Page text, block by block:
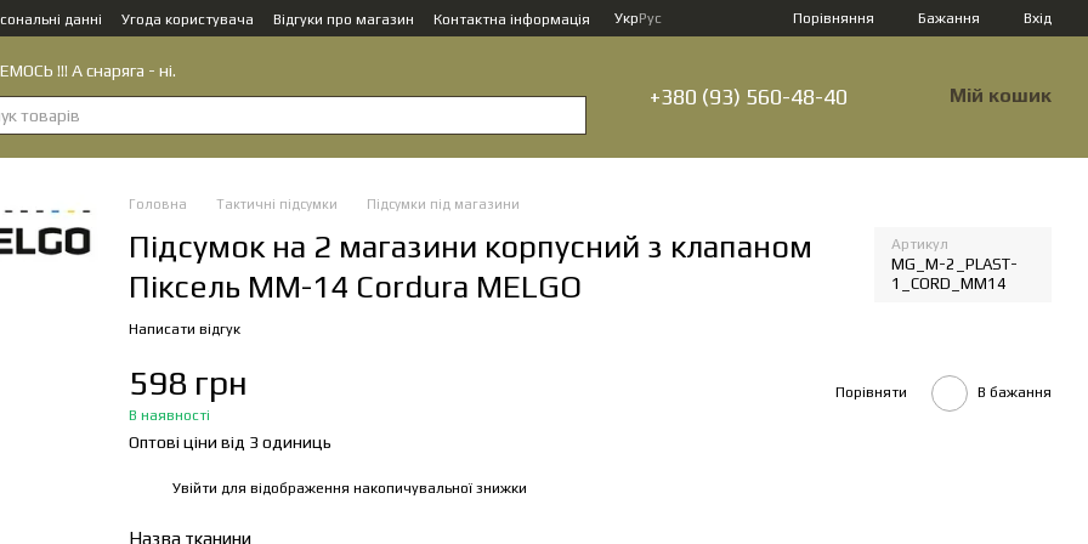
данні Угода користувача Відгуки про магазин Контактна інформація УкрРус Порівняння Бажання Вхід
!!! А снаряга - ні.
+380 (93) 560-48-40 Мій кошик
Головна Тактичні підсумки Підсумки під магазини
Підсумок на 2 магазини корпусний з клапаном
Піксель ММ-14 Cordura MELGO
Артикул
MG_M-2_PLAST-
1_CORD_ММ14
Написати відгук
598 грн
В наявності
Порівняти В бажання
Оптові ціни від 3 одиниць
Увійти для відображення накопичувальної знижки
Назва тканини